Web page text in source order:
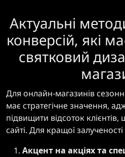
Актуальні
конверсій, які
святковий
Для онлайн-магазинів
має стратегічне значення,
підвищити відсоток
сайті. Для кращої
Акцент на акціях та